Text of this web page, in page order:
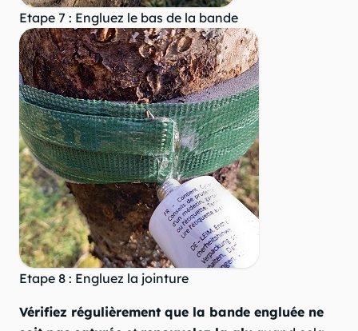
Etape 7 : Engluez le bas de la bande
Etape 8 : Engluez la jointure
Vérifiez régulièrement que la bande engluée ne